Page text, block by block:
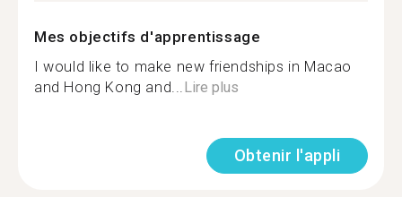
Mes objectifs d'apprentissage
I would like to make new friendships in Macao
and Hong Kong and...Lire plus
Obtenir l'appli